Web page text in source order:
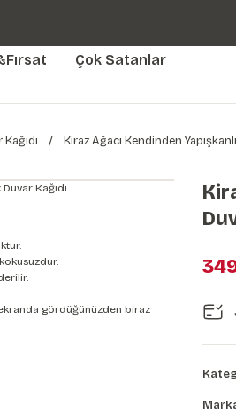
Kendinden Yapışkanlı Kolay
Çok Satanlar
Kiraz Ağacı Kendinden
ekranda gördüğünüzden biraz